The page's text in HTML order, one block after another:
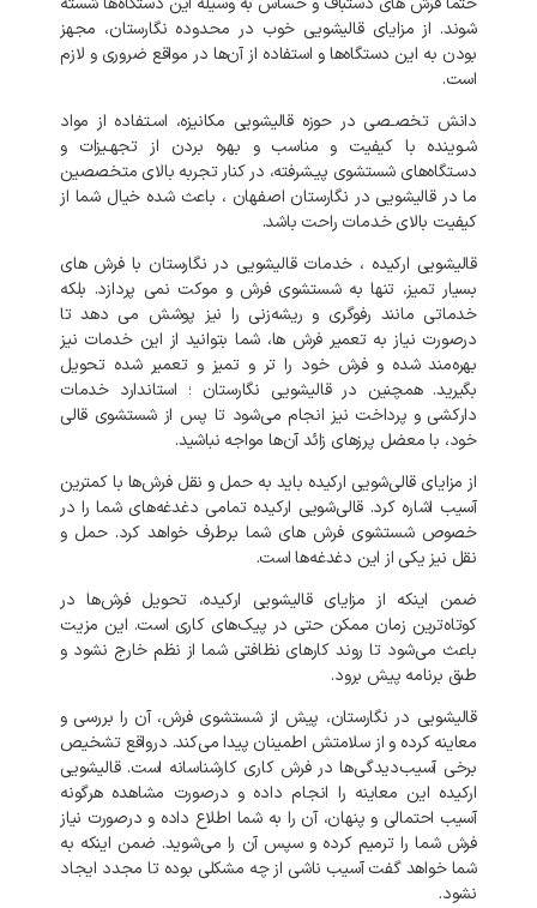
شوند. از مزایای قالیشویی خوب در محدوده نگارستان، مجهز
بودن به این دستگاه‌ها و استفاده از آن‌ها در مواقع ضروری و لازم
است.
دانش تخصـصی در حوزه قالیشویی مکانیزه، اسـتفاده از مواد
شـوینده با کیفیت و مناسب و بهره بردن از تجهـیزات و
دسـتگاه‌های شستشوی پیـشرفته، در کنار تجربه بالای متخصصین
ما در قالیشویی در نگارستان اصفهان ، باعث شده خیال شما از
کیفیت بالای خدمات راحت باشد.
قالیشویی ارکیده ، خدمات قالیشویی در نگارستان با فرش های
بسیار تمیز، تنها به شستشوی فرش و موکت نمی‌ پردازد. بلکه
خدماتی مانند رفوگری و ریشه‌زنی را نیز پوشش می‌ دهد تا
درصورت نیاز به تعمیر فرش‌ ها، شما بتوانید از این خدمات نیز
بهره‌مند شده و فرش خود را تر و تمیز و تعمیر شده تحویل
بگیرید. همچنین در قالیشویی نگارستان ؛ استاندارد خدمات
دارکشی و پرداخت نیز انجام می‌شود تا پس از شستشوی قالی
خود، با معضل پرزهای زائد آن‌ها مواجه نباشید.
از مزایای قالی‌شویی ارکیده باید به حمل و نقل فرش‌ها با کمترین
آسیب اشاره کرد. قالی‌شویی ارکیده تمامی دغدغه‌های شما را در
خصوص شستشوی فرش‌ های شما برطرف خواهد کرد. حمل و
نقل نیز یکی از این دغدغه‌ها است.
ضمن اینکه از مزایای قالیشویی ارکیده، تحویل فرش‌ها در
کوتاه‌ترین زمان ممکن حتی در پیک‌های کاری است. این مزیت
باعث می‌شود تا روند کارهای نظافتی شما از نظم خارج نشود و
طبق برنامه پیش برود.
قالیشویی در نگارستان، پیش از شستشوی فرش، آن را بررسی و
معاینه کرده و از سلامتش اطمینان پیدا می‌کند. درواقع تشخیص
برخی آسیب‌دیدگی‌ها در فرش کاری کارشناسانه است. قالیشویی
ارکیده این معاینه را انجام داده و درصورت مشاهده هرگونه
آسیب احتمالی و پنهان، آن را به شما اطلاع داده و درصورت نیاز
فرش شما را ترمیم کرده و سپس آن را می‌شوید. ضمن اینکه به
شما خواهد گفت آسیب ناشی از چه مشکلی بوده تا مجدد ایجاد
نشود.